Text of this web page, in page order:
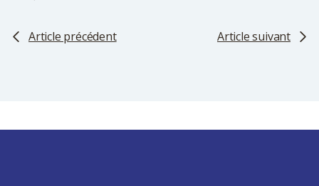
Article précédent Article suivant